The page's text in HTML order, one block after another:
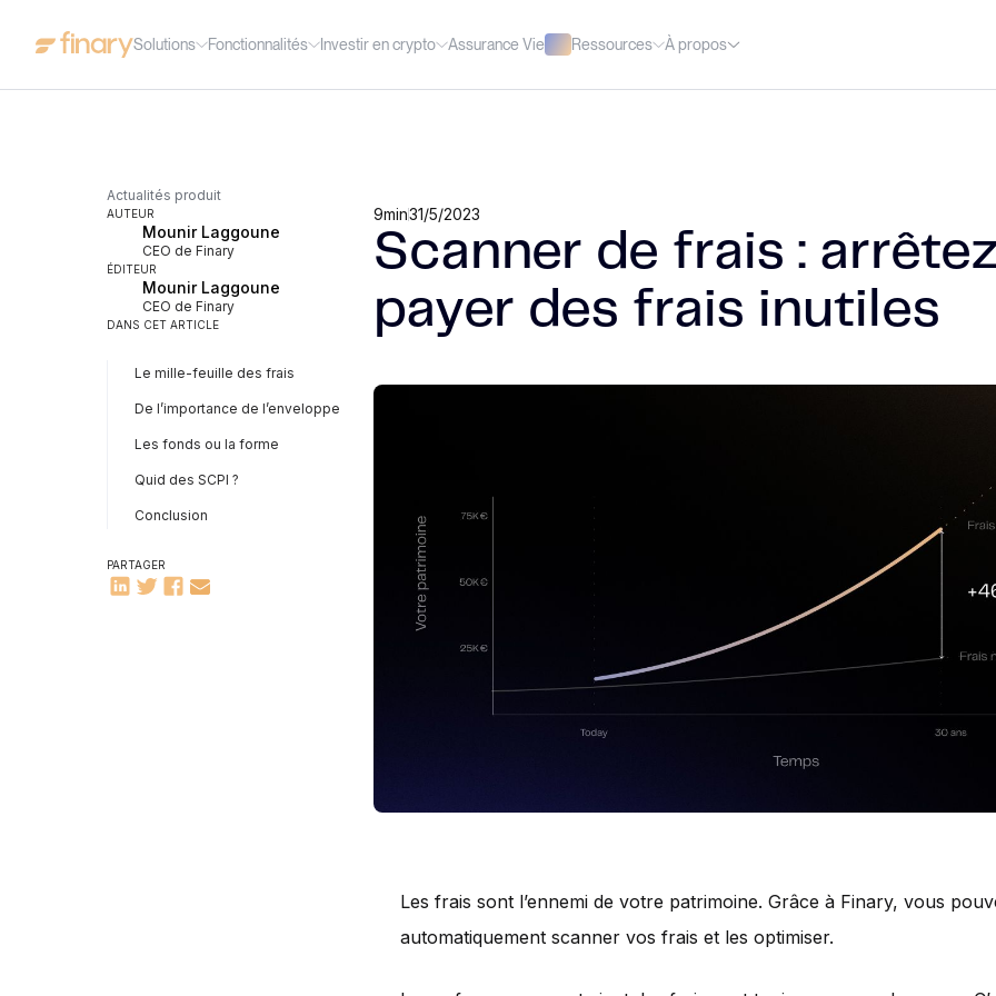
Solutions Fonctionnalités Investir en crypto Assurance Vie Ressources À propos
Actualités produit
AUTEUR
Mounir Laggoune
CEO de Finary
ÉDITEUR
Mounir Laggoune
CEO de Finary
DANS CET ARTICLE
Le mille-feuille des frais
De l’importance de l’enveloppe
Les fonds ou la forme
Quid des SCPI ?
Conclusion
PARTAGER
9min31/5/2023
Scanner de frais :
payer des frais inutiles
Les frais sont l’ennemi de votre patrimoine. Grâce à Finary, vous
automatiquement scanner vos frais et les optimiser.